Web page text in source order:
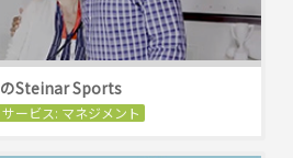
のSteinar Sports
サービス: マネジメント